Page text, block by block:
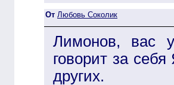
От Любовь Соколик
Лимонов, вас
говорит за
других.